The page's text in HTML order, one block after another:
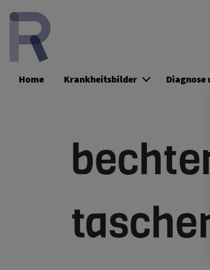
Site Logo
Home Krankheitsbilder Diagnose